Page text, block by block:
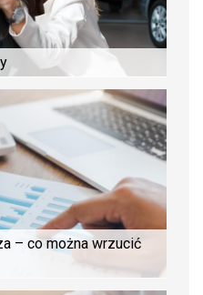
– co można wrzucić